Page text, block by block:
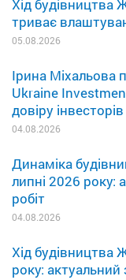
Хід будівництва
триває
05.08.2026
Ірина Міхальова
Ukraine
довіру інвесторів
04.08.2026
Динаміка
липні 2026 року:
робіт
04.08.2026
Хід будівництва
року: актуальний